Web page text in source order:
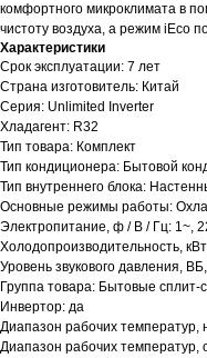
комфортного микроклимата в
чистоту воздуха, а режим iEco
Характеристики
Срок эксплуатации: 7 лет
Страна изготовитель: Китай
Серия: Unlimited Inverter
Хладагент: R32
Тип товара: Комплект
Тип кондиционера: Бытовой
Тип внутреннего блока:
Основные режимы работы:
Электропитание, ф / В / Гц: 1~,
Холодопроизводительность,
Уровень звукового давления,
Группа товара: Бытовые сплит-
Инвертор: да
Диапазон рабочих температур,
Диапазон рабочих температур,